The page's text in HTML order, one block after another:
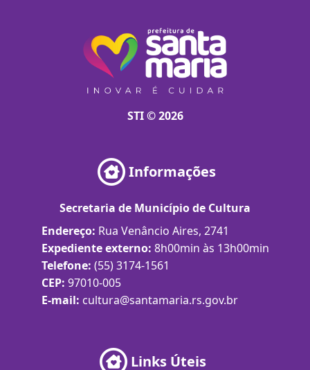
STI © 2026
Informações
Secretaria de Município de Cultura
Endereço: Rua Venâncio Aires, 2741
Expediente externo: 8h00min às 13h00min
Telefone: (55) 3174-1561
CEP: 97010-005
E-mail: cultura@santamaria.rs.gov.br
Links Úteis